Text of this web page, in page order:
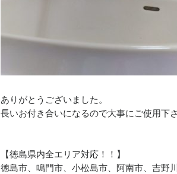
ありがとうございました。
長いお付き合いになるので大事にご使用下さ
【徳島県内全エリア対応！！】
徳島市、鳴門市、小松島市、阿南市、吉野